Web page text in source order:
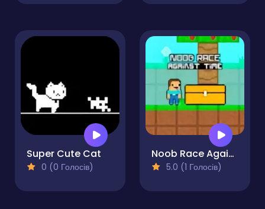
Super Cute Cat
0 (0 Голосів)
Noob Race Against Time
5.0 (1 Голосів)